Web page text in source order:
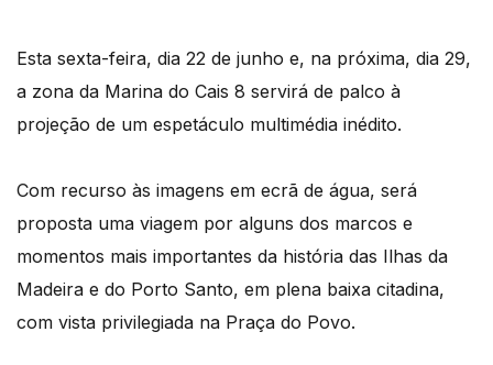
Esta sexta-feira, dia 22 de junho e, na próxima, dia 29,
a zona da Marina do Cais 8 servirá de palco à
projeção de um espetáculo multimédia inédito.
Com recurso às imagens em ecrã de água, será
proposta uma viagem por alguns dos marcos e
momentos mais importantes da história das Ilhas da
Madeira e do Porto Santo, em plena baixa citadina,
com vista privilegiada na Praça do Povo.